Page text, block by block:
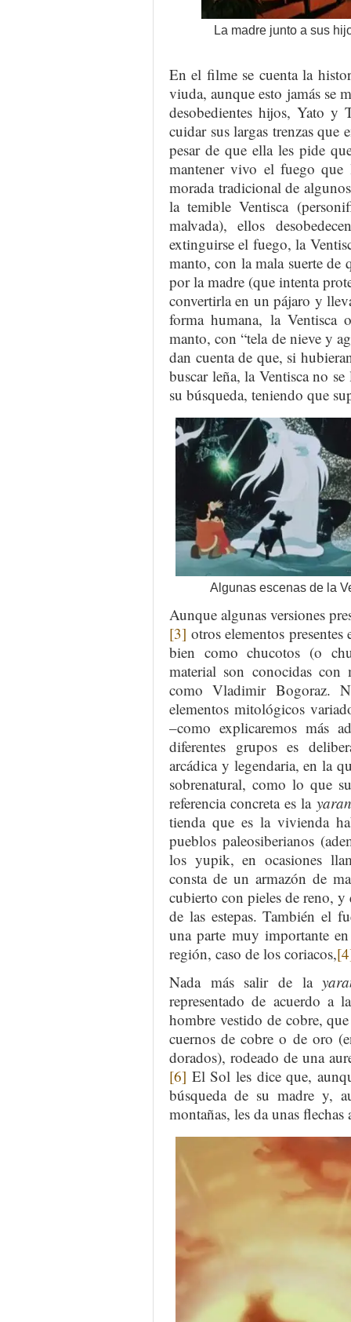
La madre junto a sus
En el filme se cuenta la
viuda, aunque esto jamás se
desobedientes hijos, Yato y
cuidar sus largas trenzas que
pesar de que ella les pide
mantener vivo el fuego
morada tradicional de
la temible Ventisca
malvada), ellos
extinguirse el fuego, la
manto, con la mala suerte de
por la madre (que intenta
convertirla en un pájaro y
forma humana, la Ventisca
manto, con “tela de nieve y
dan cuenta de que, si
buscar leña, la Ventisca no
su búsqueda, teniendo que
Algunas escenas de la
Aunque algunas versiones
[3] otros elementos
bien como chucotos (o
material son conocidas con
como Vladimir Bogoraz.
elementos mitológicos
–como explicaremos más
diferentes grupos es
arcádica y legendaria, en la
sobrenatural, como lo que
referencia concreta es la
tienda que es la vivienda
pueblos paleosiberianos
los yupik, en ocasiones
consta de un armazón de
cubierto con pieles de reno,
de las estepas. También el
una parte muy importante
región, caso de los coriacos,
Nada más salir de la
representado de acuerdo
hombre vestido de cobre,
cuernos de cobre o de oro
dorados), rodeado de una
[6] El Sol les dice que,
búsqueda de su madre y,
montañas, les da unas